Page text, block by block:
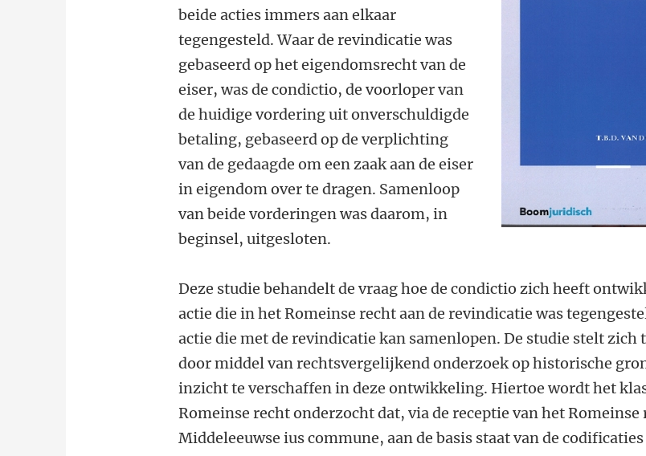
beide acties immers aan elkaar
tegengesteld. Waar de revindicatie was
gebaseerd op het eigendomsrecht van de
eiser, was de condictio, de voorloper van
de huidige vordering uit onverschuldigde
betaling, gebaseerd op de verplichting
van de gedaagde om een zaak aan de eiser
in eigendom over te dragen. Samenloop
van beide vorderingen was daarom, in
beginsel, uitgesloten.
Deze studie behandelt de vraag hoe de condictio zich heeft
actie die in het Romeinse recht aan de revindicatie was
actie die met de revindicatie kan samenlopen. De studie stelt zich
door middel van rechtsvergelijkend onderzoek op historische
inzicht te verschaffen in deze ontwikkeling. Hiertoe wordt het
Romeinse recht onderzocht dat, via de receptie van het
Middeleeuwse ius commune, aan de basis staat van de